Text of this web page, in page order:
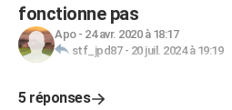
fonctionne pas
Apo- 24 avr. 2020 à 18:17
stf_jpd87- 20 juil. 2024 à 19:19
5 réponses